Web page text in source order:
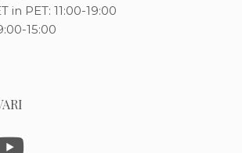
in PET: 11:00-19:00
15:00